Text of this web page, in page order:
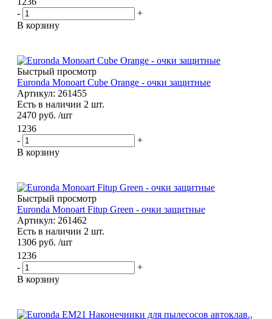
-
+
В корзину
Быстрый просмотр
Euronda Monoart Cube Orange - очки защитные
Артикул: 261455
Есть в наличии 2 шт.
2470 руб. /шт
1236
-
+
В корзину
Быстрый просмотр
Euronda Monoart Fitup Green - очки защитные
Артикул: 261462
Есть в наличии 2 шт.
1306 руб. /шт
1236
-
+
В корзину